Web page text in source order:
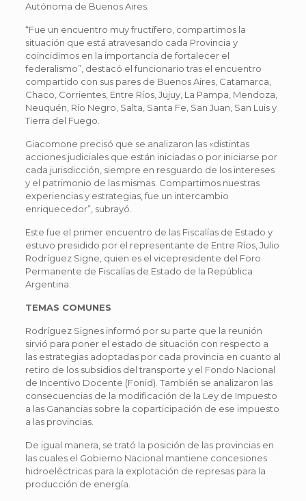
Autónoma de Buenos Aires.
“Fue un encuentro muy fructífero, compartimos la
situación que está atravesando cada Provincia y
coincidimos en la importancia de fortalecer el
federalismo”, destacó el funcionario tras el encuentro
compartido con sus pares de Buenos Aires, Catamarca,
Chaco, Corrientes, Entre Ríos, Jujuy, La Pampa, Mendoza,
Neuquén, Río Negro, Salta, Santa Fe, San Juan, San Luis y
Tierra del Fuego.
Giacomone precisó que se analizaron las «distintas
acciones judiciales que están iniciadas o por iniciarse por
cada jurisdicción, siempre en resguardo de los intereses
y el patrimonio de las mismas. Compartimos nuestras
experiencias y estrategias, fue un intercambio
enriquecedor”, subrayó.
Este fue el primer encuentro de las Fiscalías de Estado y
estuvo presidido por el representante de Entre Ríos, Julio
Rodríguez Signe, quien es el vicepresidente del Foro
Permanente de Fiscalías de Estado de la República
Argentina.
TEMAS COMUNES
Rodríguez Signes informó por su parte que la reunión
sirvió para poner el estado de situación con respecto a
las estrategias adoptadas por cada provincia en cuanto al
retiro de los subsidios del transporte y el Fondo Nacional
de Incentivo Docente (Fonid). También se analizaron las
consecuencias de la modificación de la Ley de Impuesto
a las Ganancias sobre la coparticipación de ese impuesto
a las provincias.
De igual manera, se trató la posición de las provincias en
las cuales el Gobierno Nacional mantiene concesiones
hidroeléctricas para la explotación de represas para la
producción de energía.